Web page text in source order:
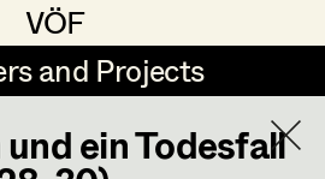
VÖF
VÖF
and Projects
and Projects
HOME
ein Todesfall